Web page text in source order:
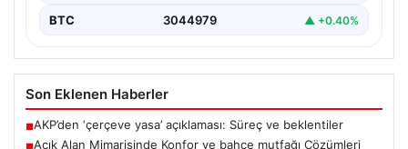
BTC 3044979 ▲ +0.40%
Son Eklenen Haberler
■AKP’den ‘çerçeve yasa’ açıklaması: Süreç ve beklentiler
■Açık Alan Mimarisinde Konfor ve bahçe mutfağı Çözümleri